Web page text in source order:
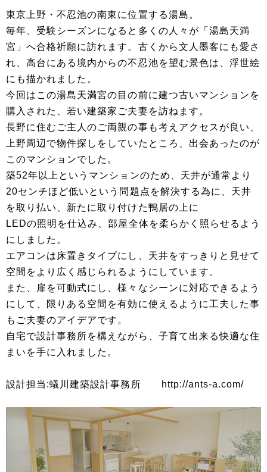
東京上野・不忍池の南東に位置する湯島。
毎年、受験シーズンになると多くの人々が「湯島天満
宮」へ合格祈願に訪れます。古くから文人墨客にも愛さ
れ、高台にある境内からの不忍池を望む景色は、浮世絵
にも描かれました。
今回はこの湯島天満宮の目の前に建つ古いマンションを
購入された、若い建築家ご夫妻を訪ねます。
長野に住むご主人のご両親の事も考えアクセスが良い、
上野周辺で物件探しをしていたところ、出会あったのが
このマンションでした。
築52年以上というマンションのため、天井が通常より
20センチほど低いという問題点を解決する為に、天井
を取り払い、新たに取り付けた鴨居の上に
LEDの照明を仕込み、部屋全体を柔らかく照らせるよう
にしました。
エアコンは床置きタイプにし、天井をすっきりと見せて
空間をより広く感じられるようにしています。
また、扉を可動式にし、様々なシーンに対応できるよう
にして、限りある空間を有効に使えるように工夫した事
もご夫妻のアイデアです。
自宅で設計事務所を構えながら、子育て出来る快適な住
まいを手に入れました。
設計担当:蟻川建築設計事務所 http://ants-a.com/